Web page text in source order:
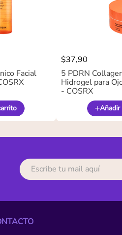
Facial
$37,90
5 PDRN
Hidrogel para
- COSRX
Añadir